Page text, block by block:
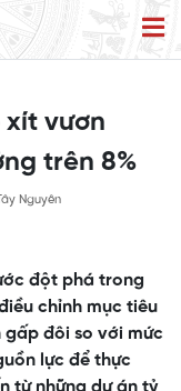
xít vươn
trên 8%
Nguyên
đột phá trong
chỉnh mục tiêu
gấp đôi so với mức
lực để thực